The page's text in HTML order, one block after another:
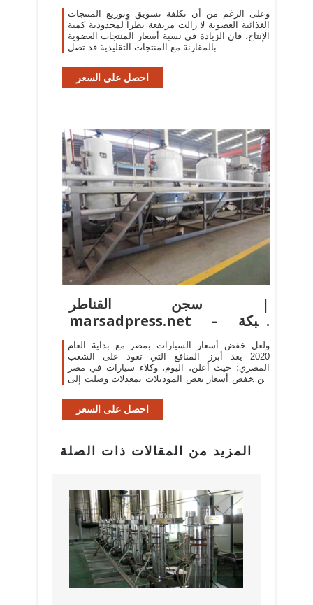
وعلى الرغم من أن تكلفة تسويق وتوزيع المنتجات
الغذائية العضوية لا زالت مرتفعة نظراً لمحدودية كمية
الإنتاج، فان الزيادة في نسبة أسعار المنتجات العضوية
بالمقارنة مع المنتجات التقليدية قد تصل ...
احصل على السعر
سجن القناطر |
marsadpress.net – شبكة
المرصد الإخبارية
ولعل خفض أسعار السيارات بمصر مع بداية العام
2020 يعد أبرز المنافع التي تعود على الشعب
المصري؛ حيث أعلن، اليوم، وكلاء سيارات في مصر
عن خفض أسعار بعض الموديلات بمعدلات وصلت إلى
احصل على السعر
المزيد من المقالات ذات الصلة